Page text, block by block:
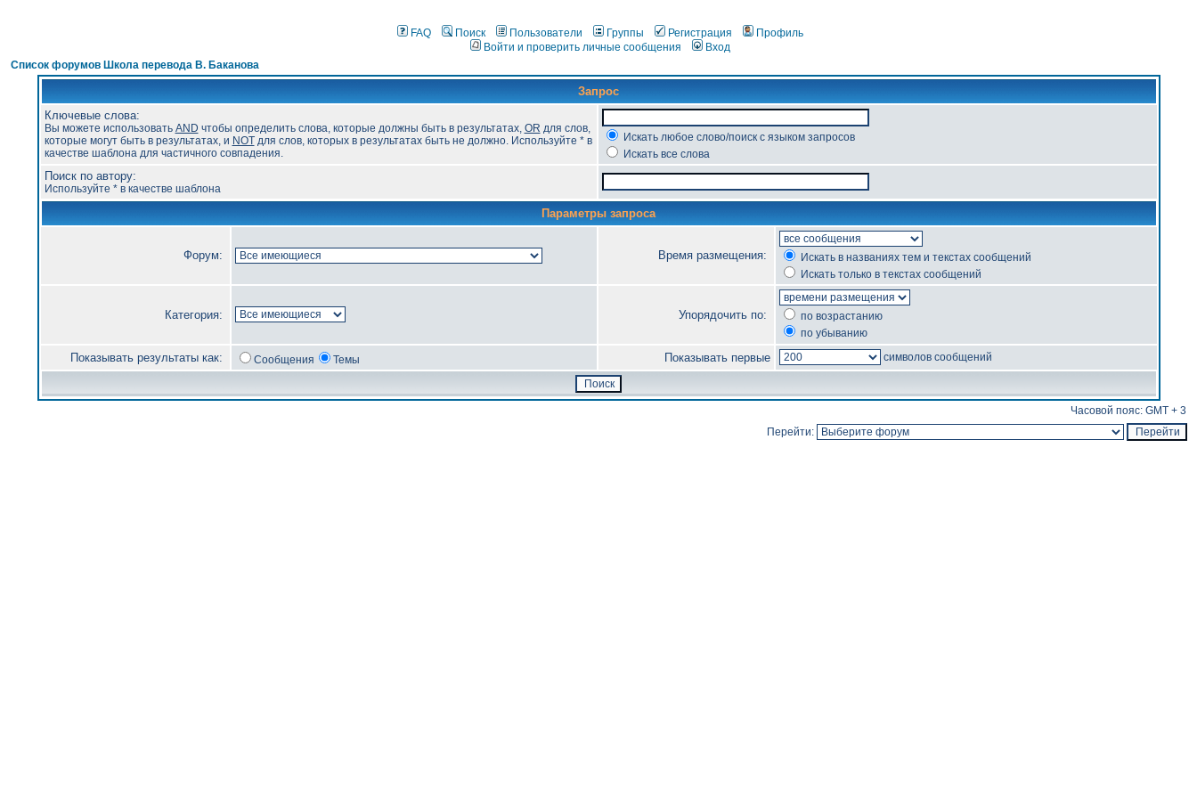
FAQ Поиск Пользователи Группы Регистрация
Профиль
Войти и проверить личные сообщения
Вход
Список форумов Школа перевода В. Баканова
Запрос
Ключевые слова:
Вы можете использовать AND чтобы определить слова, которые должны быть в результатах, OR для слов,
которые могут быть в результатах, и NOTдля слов, которых в результатах быть не должно. Используйте * в
качестве шаблона для частичного совпадения.
Искать любое слово/поиск с языком запросов
Искать все слова
Поиск по автору:
Используйте * в качестве шаблона
Параметры запроса
Форум: Время размещения:
Искать в названиях тем и текстах сообщений
Искать только в текстах сообщений
Категория: Упорядочить по:
по возрастанию
по убыванию
Показывать результаты как: Сообщения Темы Показывать первые символов сообщений
Часовой пояс: GMT + 3
Перейти: